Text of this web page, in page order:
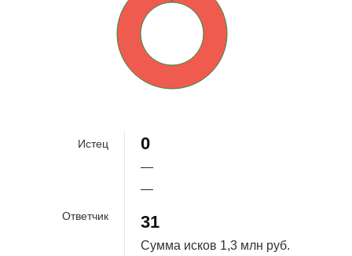
Истец
Ответчик
0
—
—
31
Сумма исков 1,3 млн руб.